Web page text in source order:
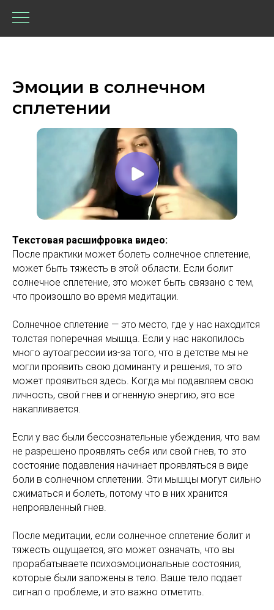
Эмоции в солнечном
сплетении
Текстовая расшифровка видео:
После практики может болеть солнечное сплетение,
может быть тяжесть в этой области. Если болит
солнечное сплетение, это может быть связано с тем,
что произошло во время медитации.
Солнечное сплетение — это место, где у нас находится
толстая поперечная мышца. Если у нас накопилось
много аутоагрессии из-за того, что в детстве мы не
могли проявить свою доминанту и решения, то это
может проявиться здесь. Когда мы подавляем свою
личность, свой гнев и огненную энергию, это все
накапливается.
Если у вас были бессознательные убеждения, что вам
не разрешено проявлять себя или свой гнев, то это
состояние подавления начинает проявляться в виде
боли в солнечном сплетении. Эти мышцы могут сильно
сжиматься и болеть, потому что в них хранится
непроявленный гнев.
После медитации, если солнечное сплетение болит и
тяжесть ощущается, это может означать, что вы
прорабатываете психоэмоциональные состояния,
которые были заложены в тело. Ваше тело подает
сигнал о проблеме, и это важно отметить.